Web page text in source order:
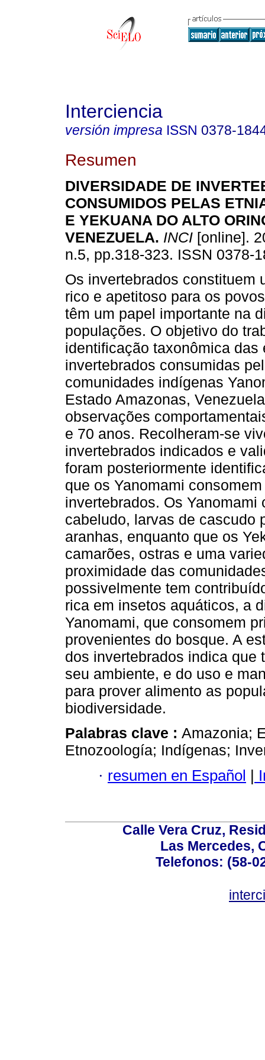
Interciencia
versión impresa ISSN 0378-
Resumen
DIVERSIDADE DE
CONSUMIDOS PELAS
E YEKUANA DO ALTO
VENEZUELA. INCI [online].
n.5, pp.318-323. ISSN 0378-
Os invertebrados constituem
rico e apetitoso para os
têm um papel importante na
populações. O objetivo do
identificação taxonômica das
invertebrados consumidas
comunidades indígenas
Estado Amazonas,
observações
e 70 anos. Recolheram-se
invertebrados indicados e
foram posteriormente
que os Yanomami
invertebrados. Os
cabeludo, larvas de cascudo
aranhas, enquanto que os
camarões, ostras e uma
proximidade das
possivelmente tem
rica em insetos aquáticos, a
Yanomami, que consomem
provenientes do bosque. A
dos invertebrados indica que
seu ambiente, e do uso e
para prover alimento as
biodiversidade.
Palabras clave : Amazonia;
Etnozoología; Indígenas;
· resumen en Español |
Calle Vera Cruz,
Las Mercedes,
Telefonos: (58-